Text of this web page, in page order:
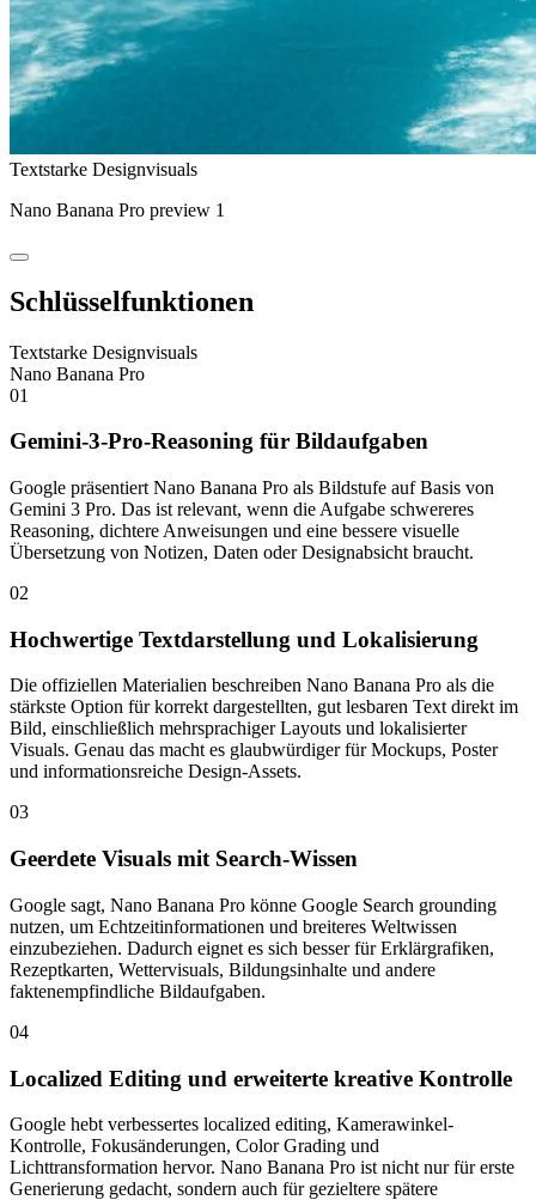
Textstarke Designvisuals
Nano Banana Pro preview 1
Schlüsselfunktionen
Textstarke Designvisuals
Nano Banana Pro
01
Gemini-3-Pro-Reasoning für Bildaufgaben
Google präsentiert Nano Banana Pro als Bildstufe auf Basis von
Gemini 3 Pro. Das ist relevant, wenn die Aufgabe schwereres
Reasoning, dichtere Anweisungen und eine bessere visuelle
Übersetzung von Notizen, Daten oder Designabsicht braucht.
02
Hochwertige Textdarstellung und Lokalisierung
Die offiziellen Materialien beschreiben Nano Banana Pro als die
stärkste Option für korrekt dargestellten, gut lesbaren Text direkt im
Bild, einschließlich mehrsprachiger Layouts und lokalisierter
Visuals. Genau das macht es glaubwürdiger für Mockups, Poster
und informationsreiche Design-Assets.
03
Geerdete Visuals mit Search-Wissen
Google sagt, Nano Banana Pro könne Google Search grounding
nutzen, um Echtzeitinformationen und breiteres Weltwissen
einzubeziehen. Dadurch eignet es sich besser für Erklärgrafiken,
Rezeptkarten, Wettervisuals, Bildungsinhalte und andere
faktenempfindliche Bildaufgaben.
04
Localized Editing und erweiterte kreative Kontrolle
Google hebt verbessertes localized editing, Kamerawinkel-
Kontrolle, Fokusänderungen, Color Grading und
Lichttransformation hervor. Nano Banana Pro ist nicht nur für erste
Generierung gedacht, sondern auch für gezieltere spätere